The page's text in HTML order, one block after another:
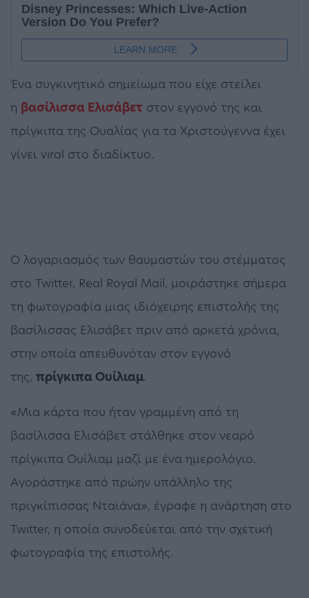
Ένα συγκινητικό σημείωμα που είχε στείλει
η βασίλισσα Ελισάβετ στον εγγονό της και
πρίγκιπα της Ουαλίας για τα Χριστούγεννα έχει
γίνει viral στο διαδίκτυο.
Ο λογαριασμός των θαυμαστών του στέμματος
στο Twitter, Real Royal Mail, μοιράστηκε σήμερα
τη φωτογραφία μιας ιδιόχειρης επιστολής της
βασίλισσας Ελισάβετ πριν από αρκετά χρόνια,
στην οποία απευθυνόταν στον εγγονό
της, πρίγκιπα Oυίλιαμ.
«Μια κάρτα που ήταν γραμμένη από τη
βασίλισσα Ελισάβετ στάλθηκε στον νεαρό
πρίγκιπα Ουίλιαμ μαζί με ένα ημερολόγιο.
Αγοράστηκε από πρώην υπάλληλο της
πριγκίπισσας Νταϊάνα», έγραφε η ανάρτηση στο
Twitter, η οποία συνοδεύεται από την σχετική
φωτογραφία της επιστολής.